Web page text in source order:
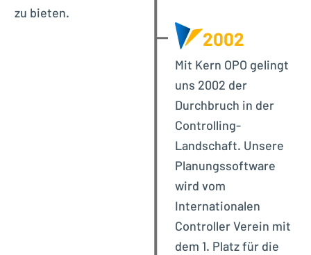
zu bieten.
2002
Mit Kern OPO gelingt
uns 2002 der
Durchbruch in der
Controlling-
Landschaft. Unsere
Planungssoftware
wird vom
Internationalen
Controller Verein mit
dem 1. Platz für die